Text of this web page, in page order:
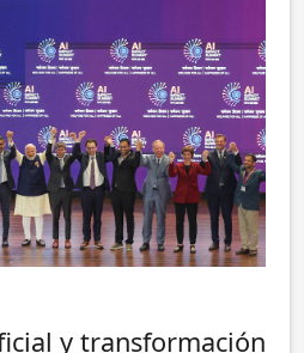
y transformación